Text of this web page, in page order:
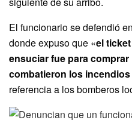
El funcionario se defendió
donde expuso que «el
ensuciar fue para
combatieron los
referencia a los bomberos